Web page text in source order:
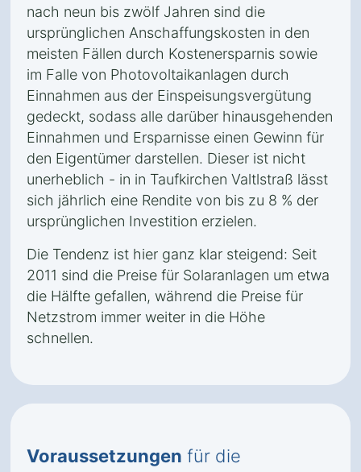
nach neun bis zwölf Jahren sind die
ursprünglichen Anschaffungskosten in den
meisten Fällen durch Kostenersparnis sowie
im Falle von Photovoltaikanlagen durch
Einnahmen aus der Einspeisungsvergütung
gedeckt, sodass alle darüber hinausgehenden
Einnahmen und Ersparnisse einen Gewinn für
den Eigentümer darstellen. Dieser ist nicht
unerheblich - in in Taufkirchen Valtlstraß lässt
sich jährlich eine Rendite von bis zu 8 % der
ursprünglichen Investition erzielen.
Die Tendenz ist hier ganz klar steigend: Seit
2011 sind die Preise für Solaranlagen um etwa
die Hälfte gefallen, während die Preise für
Netzstrom immer weiter in die Höhe
schnellen.
Voraussetzungen für die